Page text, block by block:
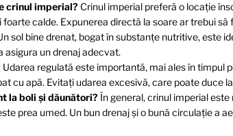
crinul imperial? Crinul imperial preferă o locație
foarte calde. Expunerea directă la soare ar trebui să
sol bine drenat, bogat în substanțe nutritive, este
un drenaj adecvat.
Udarea regulată este importantă, mai ales în timpul
cu apă. Evitați udarea excesivă, care poate duce
la boli și dăunători? În general, crinul imperial
prea umed. Un bun drenaj și o bună circulație a